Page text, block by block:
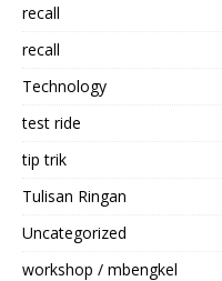
recall
recall
Technology
test ride
tip trik
Tulisan Ringan
Uncategorized
workshop / mbengkel